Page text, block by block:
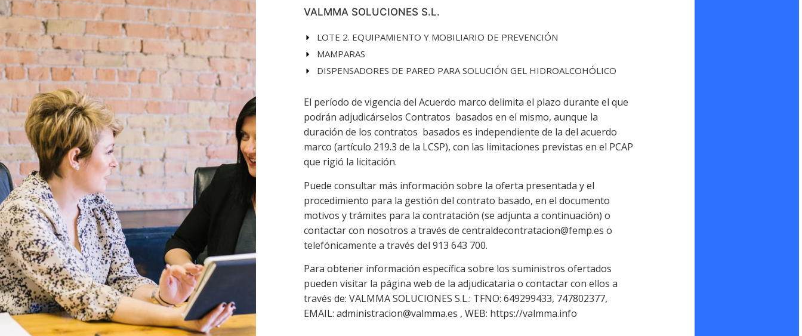
VALMMA SOLUCIONES S.L.
LOTE 2. EQUIPAMIENTO Y MOBILIARIO DE PREVENCIÓN
MAMPARAS
DISPENSADORES DE PARED PARA SOLUCIÓN GEL HIDROALCOHÓLICO
El período de vigencia del Acuerdo marco delimita el plazo durante el que
podrán adjudicárselos Contratos basados en el mismo, aunque la
duración de los contratos basados es independiente de la del acuerdo
marco (artículo 219.3 de la LCSP), con las limitaciones previstas en el PCAP
que rigió la licitación.
Puede consultar más información sobre la oferta presentada y el
procedimiento para la gestión del contrato basado, en el documento
motivos y trámites para la contratación (se adjunta a continuación) o
contactar con nosotros a través de centraldecontratacion@femp.es o
telefónicamente a través del 913 643 700.
Para obtener información específica sobre los suministros ofertados
pueden visitar la página web de la adjudicataria o contactar con ellos a
través de: VALMMA SOLUCIONES S.L.: TFNO: 649299433, 747802377,
EMAIL: administracion@valmma.es , WEB: https://valmma.info